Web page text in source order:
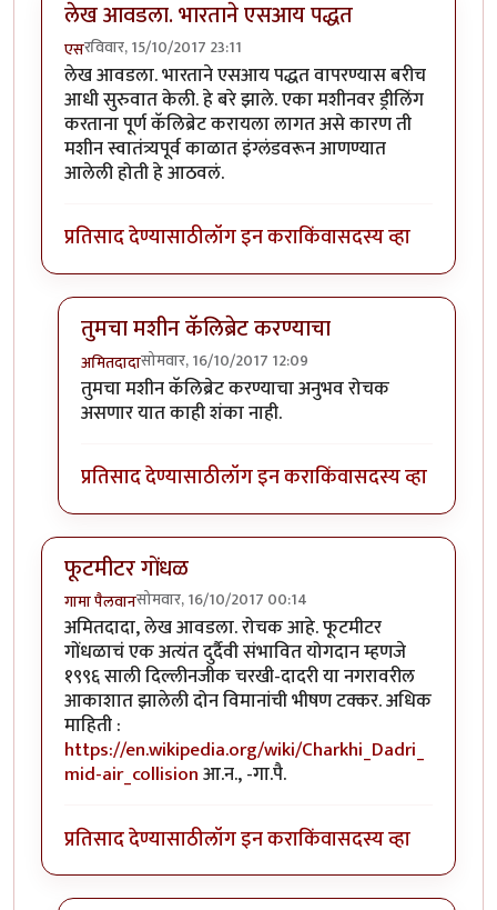
लेख आवडला. भारताने एसआय पद्धत
एसरविवार, 15/10/2017 23:11
लेख आवडला. भारताने एसआय पद्धत वापरण्यास बरीच
आधी सुरुवात केली. हे बरे झाले. एका मशीनवर ड्रीलिंग
करताना पूर्ण कॅलिब्रेट करायला लागत असे कारण ती
मशीन स्वातंत्र्यपूर्व काळात इंग्लंडवरून आणण्यात
आलेली होती हे आठवलं.
प्रतिसाद देण्यासाठीलॉग इन कराकिंवासदस्य व्हा
तुमचा मशीन कॅलिब्रेट करण्याचा
अमितदादासोमवार, 16/10/2017 12:09
In reply toलेख आवडला. भारताने एसआय पद्धत
तुमचा मशीन कॅलिब्रेट करण्याचा अनुभव रोचक
असणार यात काही शंका नाही.
प्रतिसाद देण्यासाठीलॉग इन कराकिंवासदस्य व्हा
फूटमीटर गोंधळ
गामा पैलवानसोमवार, 16/10/2017 00:14
अमितदादा, लेख आवडला. रोचक आहे. फूटमीटर
गोंधळाचं एक अत्यंत दुर्दैवी संभावित योगदान म्हणजे
१९९६ साली दिल्लीनजीक चरखी-दादरी या नगरावरील
आकाशात झालेली दोन विमानांची भीषण टक्कर. अधिक
माहिती :
https://en.wikipedia.org/wiki/Charkhi_Dadri_
mid-air_collisionआ.न., -गा.पै.
प्रतिसाद देण्यासाठीलॉग इन कराकिंवासदस्य व्हा